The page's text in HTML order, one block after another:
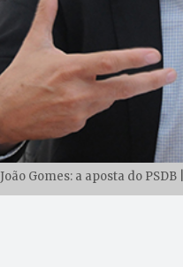
João Gomes: a aposta do